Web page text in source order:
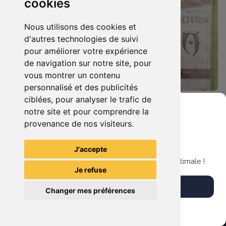
cookies
Nous utilisons des cookies et
d'autres technologies de suivi
pour améliorer votre expérience
de navigation sur notre site, pour
vous montrer un contenu
personnalisé et des publicités
ciblées, pour analyser le trafic de
notre site et pour comprendre la
provenance de nos visiteurs.
J'accepte
Je refuse
Changer mes préférences
5.90 € 0
Bioshock - Infinite Xbox 360
7.90 €
TheGamingR83
Grenier du Geek
Télécharge notre app pour une expérience optimale !
Télécharger l'app